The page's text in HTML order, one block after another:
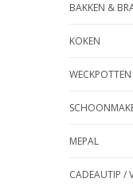
BAKKEN &
KOKEN
WECKPOTTEN
MEPAL
CADEAUTIP /